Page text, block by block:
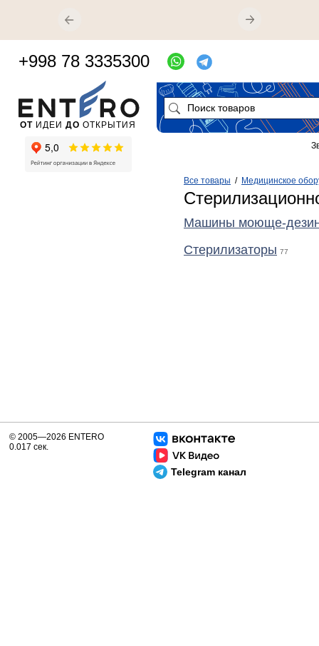
Все товары / Медицинское
Машины моюще-
Стерилизаторы 77
ОТ ИДЕИ ДО ОТКРЫТИЯ
+998 78 3335300
Telegram канал
© 2005—2026 ENTERO
0.017 сек.